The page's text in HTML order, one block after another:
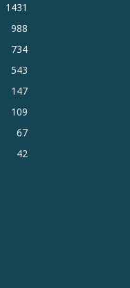
1431
988
734
543
147
109
67
42